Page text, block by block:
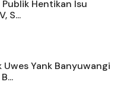
Hentikan Isu
S...
Uwes Yank Banyuwangi